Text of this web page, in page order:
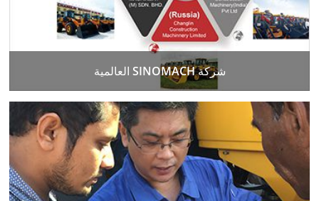
شركة SINOMACH العالمية